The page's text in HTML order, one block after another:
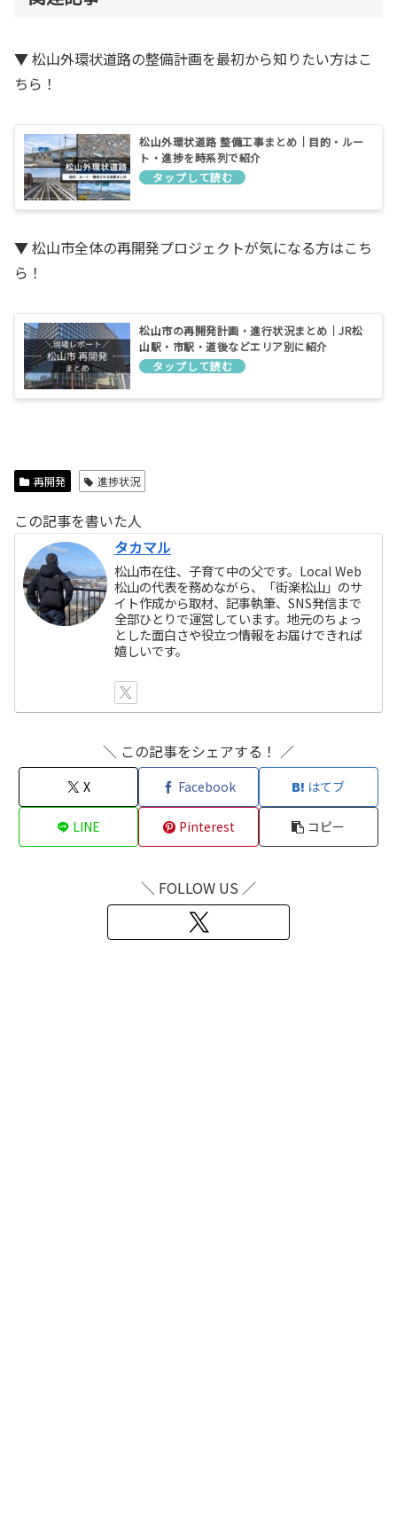
▼ 松山外環状道路の整備計画を最初から知りたい方はこ
ちら！
松山外環状道路 整備工事まとめ｜目的・ルー
ト・進捗を時系列で紹介
▼ 松山市全体の再開発プロジェクトが気になる方はこち
ら！
松山市の再開発計画・進行状況まとめ｜JR松
山駅・市駅・道後などエリア別に紹介
再開発 進捗状況
この記事を書いた人
タカマル
松山市在住、子育て中の父です。Local Web
松山の代表を務めながら、「街楽松山」のサ
イト作成から取材、記事執筆、SNS発信まで
全部ひとりで運営しています。地元のちょっ
とした面白さや役立つ情報をお届けできれば
嬉しいです。
＼ この記事をシェアする！ ／
X Facebook はてブ
LINE Pinterest コピー
＼ FOLLOW US ／